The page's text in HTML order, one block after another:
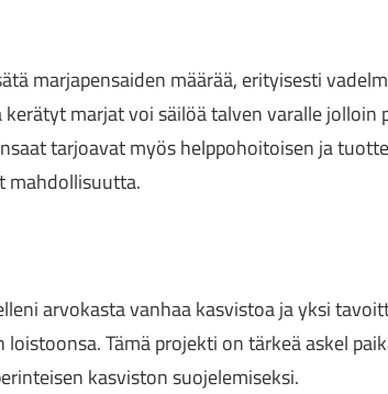
marjapensaiden määrää, erityisesti
kerätyt marjat voi säilöä talven varalle
tarjoavat myös helppohoitoisen ja
mahdollisuutta.
arvokasta vanhaa kasvistoa ja yksi
Tämä projekti on tärkeä askel
kasviston suojelemiseksi.